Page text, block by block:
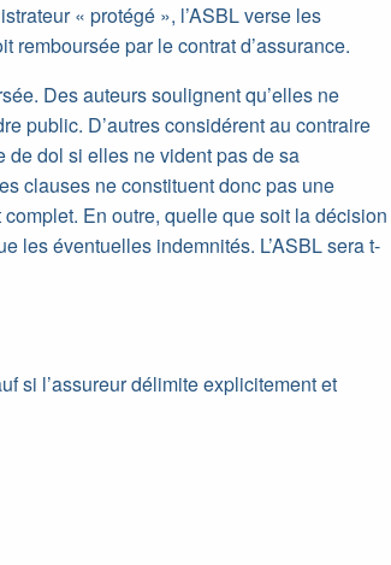
« protégé », l’ASBL verse les
remboursée par le contrat d’assurance.
Des auteurs soulignent qu’elles ne
public. D’autres considérent au contraire
de dol si elles ne vident pas de sa
clauses ne constituent donc pas une
En outre, quelle que soit la décision
les éventuelles indemnités. L’ASBL sera t-
si l’assureur délimite explicitement et